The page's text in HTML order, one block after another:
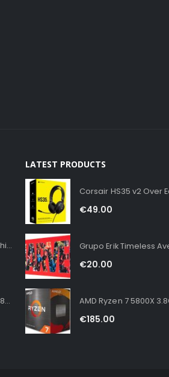
Lian Li UNI fan AL120 RGB White
Sandisk Ultra Dual Drive 128GB USB 3.1
LATEST PRODUCTS
€49.00
€20.00
AMD Ryzen 7 5800X
€185.00